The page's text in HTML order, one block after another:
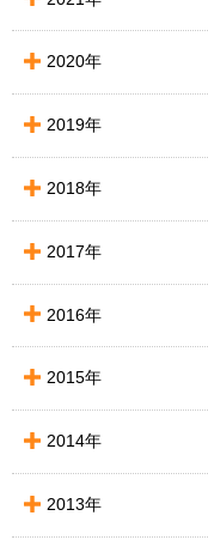
2020年
2019年
2018年
2017年
2016年
2015年
2014年
2013年